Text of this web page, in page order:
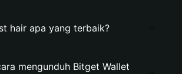
hair apa yang terbaik?
mengunduh Bitget Wallet